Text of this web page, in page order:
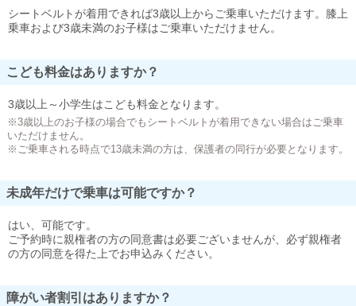
シートベルトが着用できれば3歳以上からご乗車いただけます。膝上
乗車および3歳未満のお子様はご乗車いただけません。
こども料金はありますか？
3歳以上～小学生はこども料金となります。
※3歳以上のお子様の場合でもシートベルトが着用できない場合はご乗車
いただけません。
※ご乗車される時点で13歳未満の方は、保護者の同行が必要となります。
未成年だけで乗車は可能ですか？
はい、可能です。
ご予約時に親権者の方の同意書は必要ございませんが、必ず親権者
の方の同意を得た上でお申込みください。
障がい者割引はありますか？